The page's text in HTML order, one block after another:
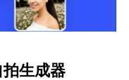
生成器